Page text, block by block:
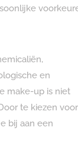
en
make-up is niet
te kiezen voor
bij aan een